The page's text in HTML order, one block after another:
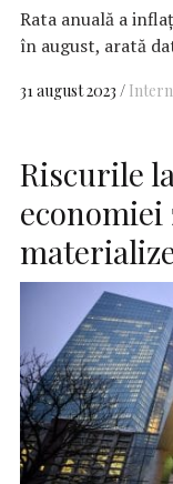
Rata anuală a
în august, arată
31 august 2023
Riscurile
economiei